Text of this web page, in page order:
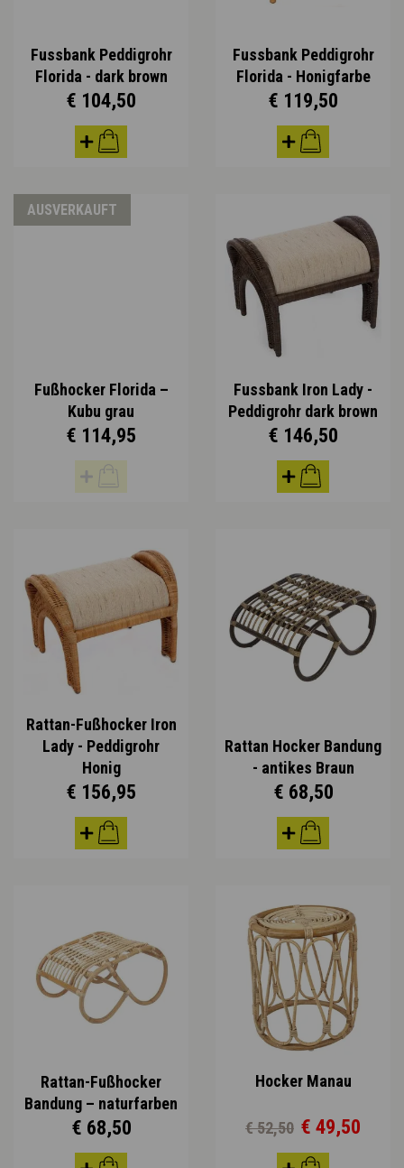
Fussbank Peddigrohr
Florida - dark brown
€ 104,50
Fussbank Peddigrohr
Florida - Honigfarbe
€ 119,50
AUSVERKAUFT
Fußhocker Florida –
Kubu grau
€ 114,95
Fussbank Iron Lady -
Peddigrohr dark brown
€ 146,50
Rattan-Fußhocker Iron
Lady - Peddigrohr
Honig
€ 156,95
Rattan Hocker Bandung
- antikes Braun
€ 68,50
Rattan-Fußhocker
Bandung – naturfarben
€ 68,50
Hocker Manau
€ 52,50 € 49,50